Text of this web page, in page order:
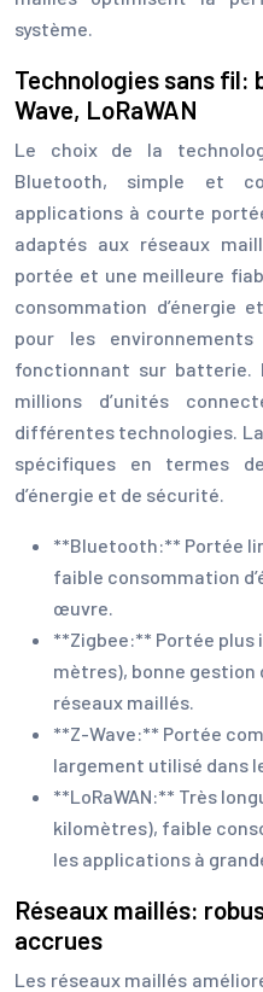
système.
Technologies sans fil:
Wave, LoRaWAN
Le choix de la
Bluetooth, simple et
applications à courte
adaptés aux réseaux
portée et une meilleure
consommation d’énergie
pour les
fonctionnant sur batterie.
millions d’unités
différentes technologies.
spécifiques en termes
d’énergie et de sécurité.
**Bluetooth:** Portée
faible consommation
œuvre.
**Zigbee:** Portée plus
mètres), bonne gestion
réseaux maillés.
**Z-Wave:** Portée
largement utilisé dans
**LoRaWAN:** Très
kilomètres), faible
les applications à
Réseaux maillés:
accrues
Les réseaux maillés